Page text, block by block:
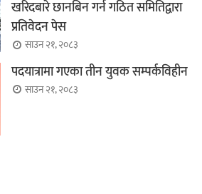
खरिदबारे छानबिन गर्न गठित समितिद्वारा
प्रतिवेदन पेस
साउन २१, २०८३
पदयात्रामा गएका तीन युवक सम्पर्कविहीन
साउन २१, २०८३